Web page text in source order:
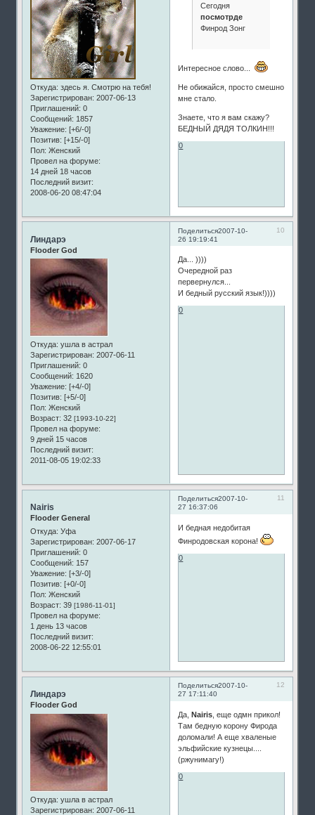
Откуда: здесь я. Смотрю на тебя!
Зарегистрирован: 2007-06-13
Приглашений: 0
Сообщений: 1857
Уважение: [+6/-0]
Позитив: [+15/-0]
Пол: Женский
Провел на форуме:
14 дней 18 часов
Последний визит:
2008-06-20 08:47:04
Сегодня
посмотрде
Финрод Зонг
Интересное слово...
Не обижайся, просто смешно
мне стало.
Знаете, что я вам скажу?
БЕДНЫЙ ДЯДЯ ТОЛКИН!!!
0
Поделиться 10
2007-10-
26 19:19:41
Линдарэ
Flooder God
Откуда: ушла в астрал
Зарегистрирован: 2007-06-11
Приглашений: 0
Сообщений: 1620
Уважение: [+4/-0]
Позитив: [+5/-0]
Пол: Женский
Возраст: 32[1993-10-22]
Провел на форуме:
9 дней 15 часов
Последний визит:
2011-08-05 19:02:33
Да... ))))
Очередной раз
первернулся...
И бедный русский язык!))))
0
Поделиться 11
2007-10-
27 16:37:06
Nairis
Flooder General
Откуда: Уфа
Зарегистрирован: 2007-06-17
Приглашений: 0
Сообщений: 157
Уважение: [+3/-0]
Позитив: [+0/-0]
Пол: Женский
Возраст: 39[1986-11-01]
Провел на форуме:
1 день 13 часов
Последний визит:
2008-06-22 12:55:01
И бедная недобитая
Финродовская корона!
0
Поделиться 12
2007-10-
27 17:11:40
Линдарэ
Flooder God
Откуда: ушла в астрал
Зарегистрирован: 2007-06-11
Да,Nairis , еще одмн прикол!
Там бедную корону Фирода
доломали! А еще хваленые
эльфийские кузнецы....
(ржунимагу!)
0